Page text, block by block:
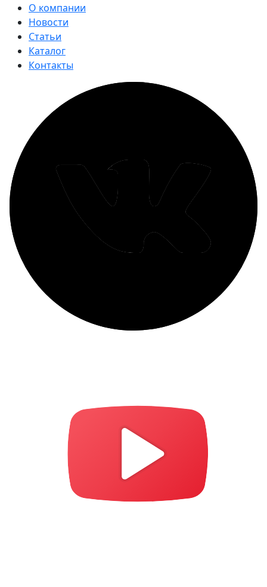
О компании
Новости
Статьи
Каталог
Контакты